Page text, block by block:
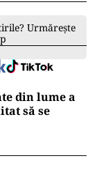
Urmărește
din lume a
să se